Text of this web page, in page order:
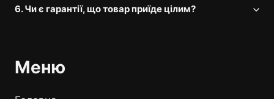
6. Чи є гарантії, що товар приїде цілим?
Меню